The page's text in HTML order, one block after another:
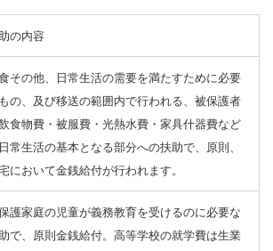
の内容
その他、日常生活の需要を満たすために必要
の、及び移送の範囲内で行われる、被保護者
食物費・被服費・光熱水費・家具什器費など
常生活の基本となる部分への扶助で、原則、
において金銭給付が行われます。
護家庭の児童が義務教育を受けるのに必要な
で、原則金銭給付。高等学校の就学費は生業